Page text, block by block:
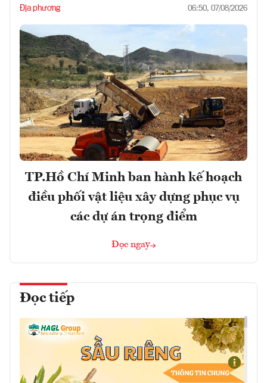
Địa phương 06:50, 07/08/2026
TP.Hồ Chí Minh ban hành kế hoạch
điều phối vật liệu xây dựng phục vụ
các dự án trọng điểm
Đọc ngay
Đọc tiếp